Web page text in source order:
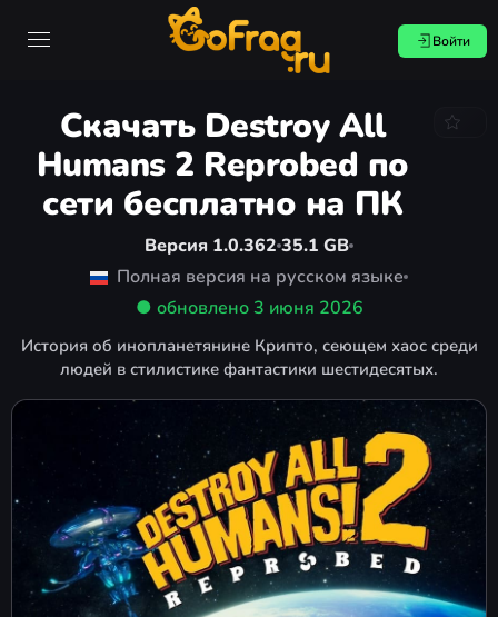
Войти
Скачать Destroy All
Humans 2 Reprobed по
сети бесплатно на ПК
Версия 1.0.362 35.1 GB
Полная версия на русском языке
● обновлено3 июня 2026
История об инопланетянине Крипто, сеющем хаос среди
людей в стилистике фантастики шестидесятых.